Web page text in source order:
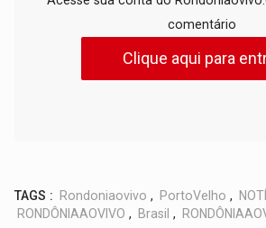
comentário
Clique aqui para
TAGS : Rondoniaovivo , PortoVelho ,
RONDÔNIAAOVIVO , Brasil ,